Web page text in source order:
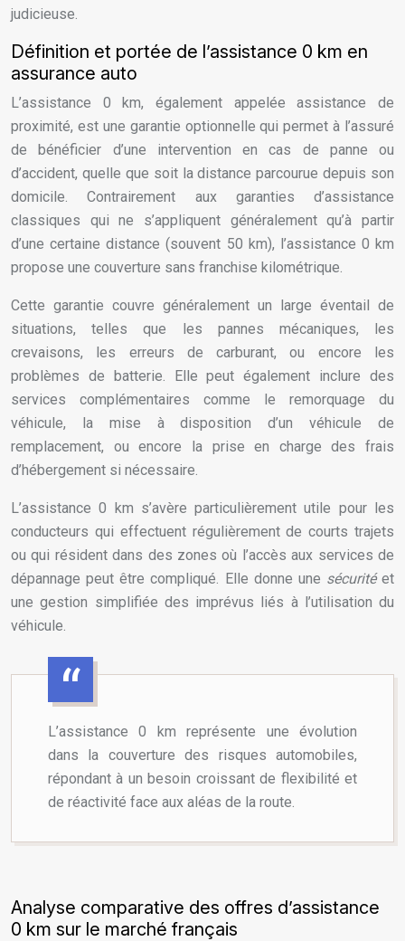
judicieuse.
Définition et portée de l’assistance 0 km en
assurance auto
L’assistance 0 km, également appelée assistance de
proximité, est une garantie optionnelle qui permet à l’assuré
de bénéficier d’une intervention en cas de panne ou
d’accident, quelle que soit la distance parcourue depuis son
domicile. Contrairement aux garanties d’assistance
classiques qui ne s’appliquent généralement qu’à partir
d’une certaine distance (souvent 50 km), l’assistance 0 km
propose une couverture sans franchise kilométrique.
Cette garantie couvre généralement un large éventail de
situations, telles que les pannes mécaniques, les
crevaisons, les erreurs de carburant, ou encore les
problèmes de batterie. Elle peut également inclure des
services complémentaires comme le remorquage du
véhicule, la mise à disposition d’un véhicule de
remplacement, ou encore la prise en charge des frais
d’hébergement si nécessaire.
L’assistance 0 km s’avère particulièrement utile pour les
conducteurs qui effectuent régulièrement de courts trajets
ou qui résident dans des zones où l’accès aux services de
dépannage peut être compliqué. Elle donne une sécurité et
une gestion simplifiée des imprévus liés à l’utilisation du
véhicule.
L’assistance 0 km représente une évolution
dans la couverture des risques automobiles,
répondant à un besoin croissant de flexibilité et
de réactivité face aux aléas de la route.
Analyse comparative des offres d’assistance
0 km sur le marché français